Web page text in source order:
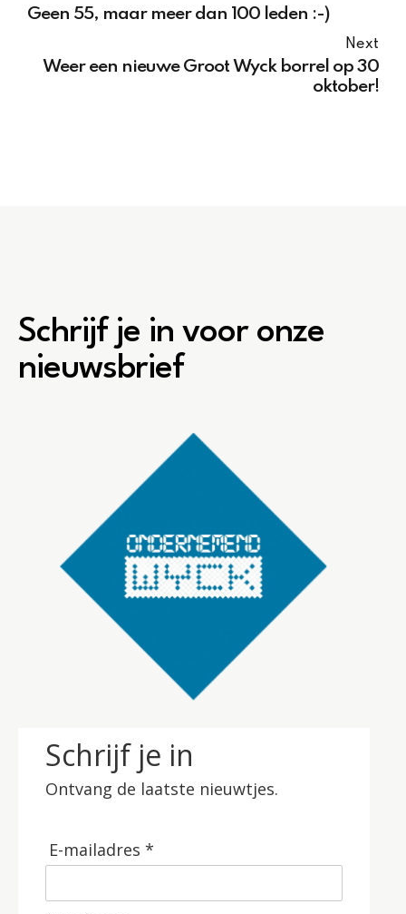
Geen 55, maar meer dan 100 leden :-)
Next
Weer een nieuwe Groot Wyck borrel op 30
oktober!
Schrijf je in voor onze
nieuwsbrief
Schrijf je in
Ontvang de laatste nieuwtjes.
E-mailadres *